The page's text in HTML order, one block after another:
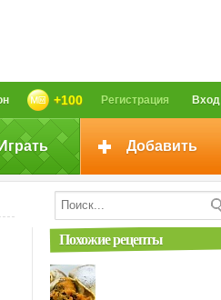
Вход
Регистрация
+100
Добавить
Похожие рецепты